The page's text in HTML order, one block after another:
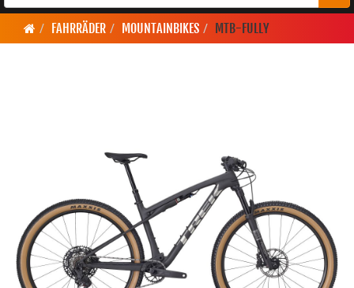
FAHRRÄDER MOUNTAINBIKES MTB-FULLY